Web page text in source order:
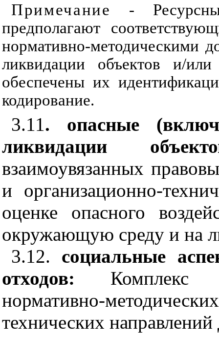
Примечание -
предполагают
нормативно-методическими
ликвидации объектов и/
обеспечены их
кодирование.
3.11. опасные
ликвидации
взаимоувязанных
и организационно-
оценке опасного
окружающую среду и на
3.12. социальные
отходов: Комплекс
нормативно-
технических